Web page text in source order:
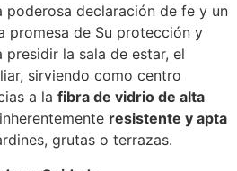
poderosa declaración de fe y un
promesa de Su protección y
la sala de estar, el
sirviendo como centro
a la fibra de vidrio de alta
resistente y apta
grutas o terrazas.